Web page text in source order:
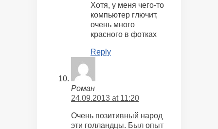
Хотя, у меня чего-то
компьютер глючит,
очень много
красного в фотках
Reply
Роман
24.09.2013 at 11:20
Очень позитивный народ
эти голландцы. Был опыт